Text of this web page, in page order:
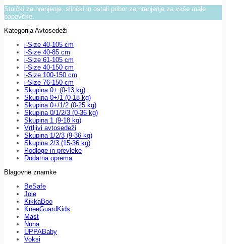
Stolčki za hranjenje, slinčki in ostali pribor za hranjenje za vaše male
papavčke.
Kategorija Avtosedeži
i-Size 40-105 cm
i-Size 40-85 cm
i-Size 61-105 cm
i-Size 40-150 cm
i-Size 100-150 cm
i-Size 76-150 cm
Skupina 0+ (0-13 kg)
Skupina 0+/1 (0-18 kg)
Skupina 0+/1/2 (0-25 kg)
Skupina 0/1/2/3 (0-36 kg)
Skupina 1 (9-18 kg)
Vrtljivi avtosedeži
Skupina 1/2/3 (9-36 kg)
Skupina 2/3 (15-36 kg)
Podloge in prevleke
Dodatna oprema
Blagovne znamke
BeSafe
Joie
KikkaBoo
KneeGuardKids
Mast
Nuna
UPPABaby
Voksi